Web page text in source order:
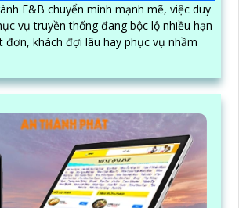
F&B chuyển mình mạnh mẽ, việc duy
vụ truyền thống đang bộc lộ nhiều hạn
đơn, khách đợi lâu hay phục vụ nhầm